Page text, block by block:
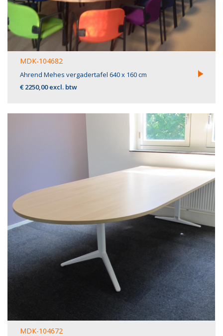
MDK-104682
Ahrend Mehes vergadertafel 640 x 160 cm
€ 2250,00 excl. btw
MDK-104672